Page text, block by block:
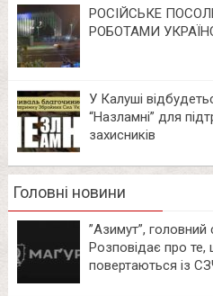
РОСІЙСЬКЕ
РОБОТАМИ
У Калуші
“Назламні” для
захисників
Головні новини
⁨”Азимут”,
Розповідає про
повертаються із